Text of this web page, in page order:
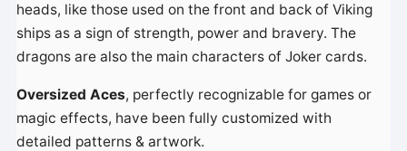
heads, like those used on the front and back of Viking
ships as a sign of strength, power and bravery. The
dragons are also the main characters of Joker cards.
Oversized Aces, perfectly recognizable for games or
magic effects, have been fully customized with
detailed patterns & artwork.